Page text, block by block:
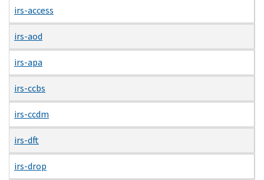
irs-access
irs-aod
irs-apa
irs-ccbs
irs-ccdm
irs-dft
irs-drop